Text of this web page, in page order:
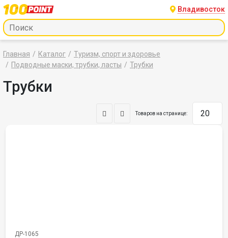
Владивосток
Главная Каталог
Туризм, спорт и здоровье
Подводные маски, трубки, ласты
Трубки
Трубки
Товаров на странице:
ДР-1065